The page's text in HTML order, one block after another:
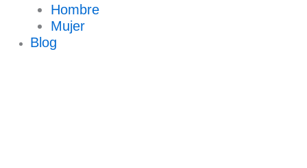
Hombre
Mujer
Blog